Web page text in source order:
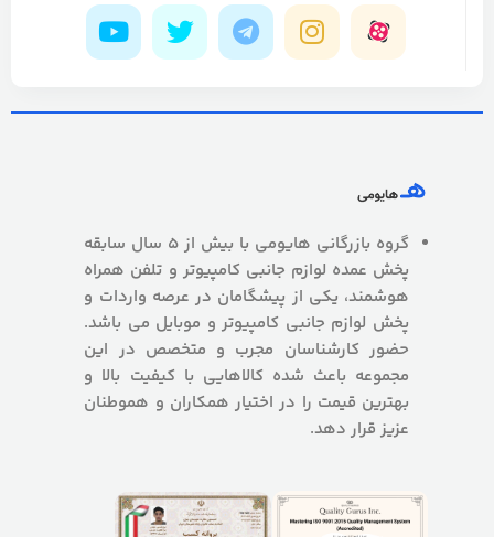
گروه بازرگانی هایومی با بیش از 5 سال سابقه
پخش عمده لوازم جانبی کامپیوتر و تلفن همراه
هوشمند، یکی از پیشگامان در عرصه واردات و
پخش لوازم جانبی کامپیوتر و موبایل می باشد.
حضور کارشناسان مجرب و متخصص در این
مجموعه باعث شده کالاهایی با کیفیت بالا و
بهترین قیمت را در اختیار همکاران و هموطنان
عزیز قرار دهد.